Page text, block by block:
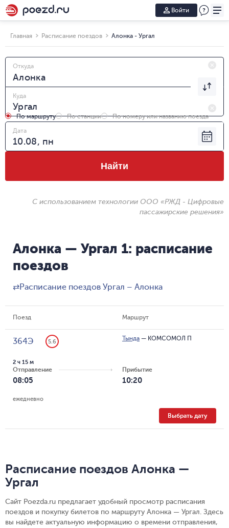
Войти
Главная Расписание поездов Алонка - Ургал
Откуда
Куда
По маршруту По станции
По номеру или названию поезда
Дата
Найти
С использованием технологии ООО «РЖД - Цифровые
пассажирские решения»
Алонка — Ургал 1: расписание
поездов
⇄Расписание поездов Ургал – Алонка
Поезд Маршрут
364Э 5.6 Тында — КОМСОМОЛ П
Отправление
08:05
2 ч 15 м
Прибытие
10:20
ежедневно
Выбрать дату
Расписание поездов Алонка —
Ургал
Сайт Poezda.ru предлагает удобный просмотр расписания
поездов и покупку билетов по маршруту Алонка — Ургал. Здесь
вы найдете актуальную информацию о времени отправления,